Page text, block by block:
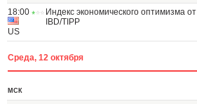
18:00
US
Индекс экономического оптимизма от
IBD/TIPP
Среда, 12 октября
МСК